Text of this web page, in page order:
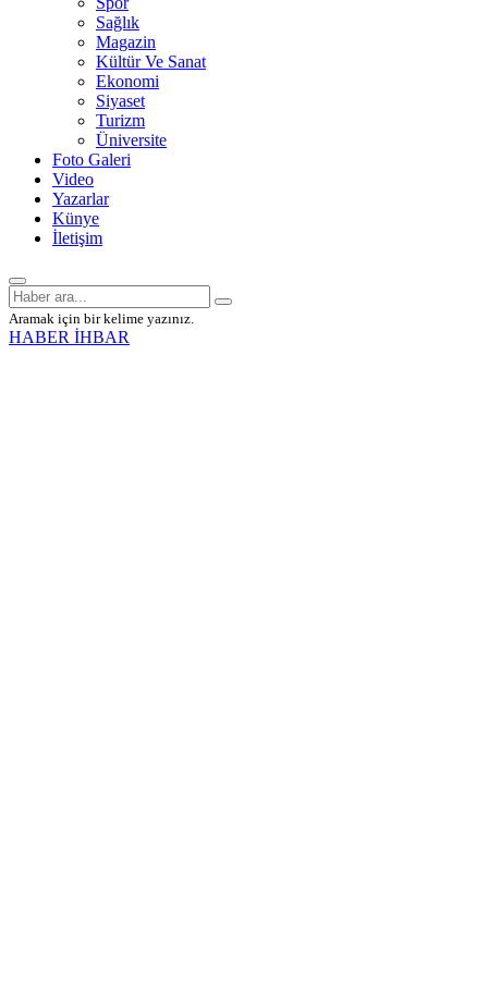
Sağlık
Magazin
Kültür Ve Sanat
Ekonomi
Siyaset
Turizm
Üniversite
Foto Galeri
Video
Yazarlar
Künye
İletişim
Aramak için bir kelime yazınız.
HABER İHBAR